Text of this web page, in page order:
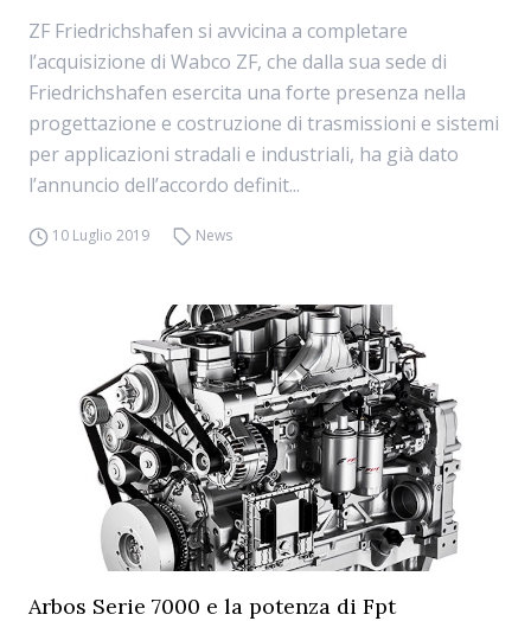
ZF Friedrichshafen si avvicina a completare
l’acquisizione di Wabco ZF, che dalla sua sede di
Friedrichshafen esercita una forte presenza nella
progettazione e costruzione di trasmissioni e sistemi
per applicazioni stradali e industriali, ha già dato
l’annuncio dell’accordo definit...
10 Luglio 2019 News
Arbos Serie 7000 e la potenza di Fpt